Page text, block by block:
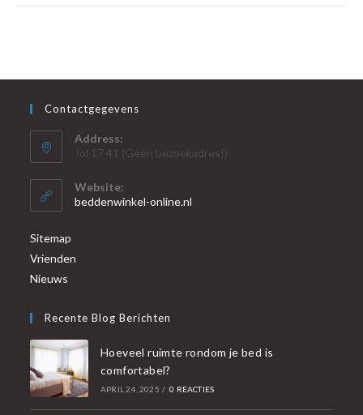
Contactgegevens
Address:
Jol 17 41 (Geen bezoekadres!)
Website:
beddenwinkel-online.nl
Sitemap
Vrienden
Nieuws
Recente Blog Berichten
Hoeveel ruimte rondom je bed is
comfortabel?
APRIL 24, 2025 / 0 REACTIES